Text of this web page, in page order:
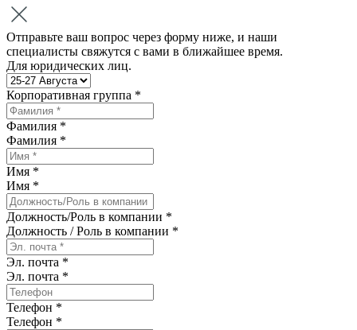
Отправьте ваш вопрос через форму ниже, и наши
специалисты свяжутся с вами в ближайшее время.
Для юридических лиц.
Корпоративная группа *
Фамилия *
Фамилия *
Имя *
Имя *
Должность/Роль в компании *
Должность / Роль в компании *
Эл. почта *
Эл. почта *
Телефон *
Телефон *